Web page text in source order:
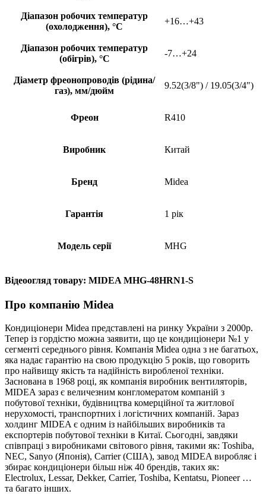
Діапазон робочих температур
(охолодження), °С
+16…+43
Діапазон робочих температур
(обігрів), °С
-7…+24
Діаметр фреонопроводів (рідина/
газ), мм/дюйм
9.52(3/8") / 19.05(3/4")
Фреон R410
Виробник Китай
Бренд Midea
Гарантія 1 рік
Модель серії MHG
Відеоогляд товару: MIDEA MHG-48HRN1-S
Про компанію Midea
Кондиціонери Midea представлені на ринку України з 2000р.
Тепер із гордістю можна заявити, що це кондиціонери №1 у
сегменті середнього рівня. Компанія Midea одна з не багатьох,
яка надає гарантію на свою продукцію 5 років, що говорить
про найвищу якість та надійність виробленої техніки.
Заснована в 1968 році, як компанія виробник вентиляторів,
MIDEA зараз є величезним конгломератом компаній з
побутової техніки, будівництва комерційної та житлової
нерухомості, транспортних і логістичних компаній. Зараз
холдинг MIDEA є одним із найбільших виробників та
експортерів побутової техніки в Китаї. Сьогодні, завдяки
співпраці з виробниками світового рівня, такими як: Toshiba,
NEC, Sanyo (Японія), Carrier (США), завод MIDEA виробляє і
збирає кондиціонери більш ніж 40 брендів, таких як:
Electrolux, Lessar, Dekker, Carrier, Toshiba, Kentatsu, Pioneer …
та багато інших.